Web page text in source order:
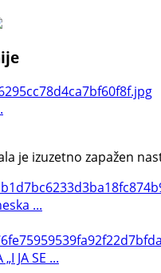
je izuzetno zapažen
...
JA SE ...